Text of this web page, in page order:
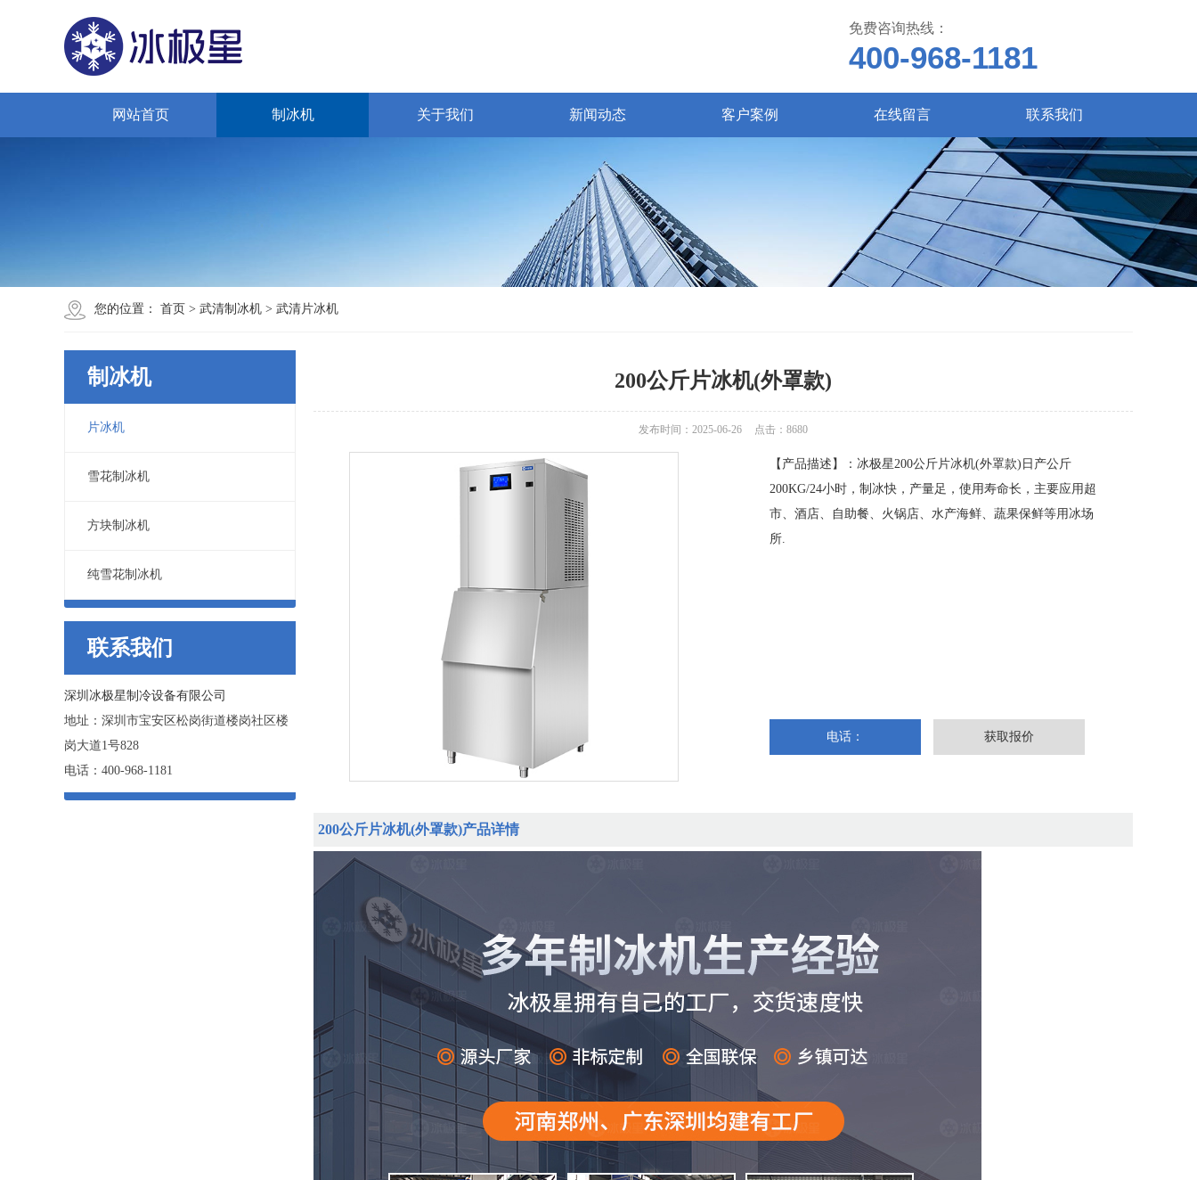
免费咨询热线：
400-968-1181
网站首页 制冰机 关于我们 新闻动态 客户案例 在线留言 联系我们
您的位置： 首页 > 武清制冰机 > 武清片冰机
制冰机
片冰机
雪花制冰机
方块制冰机
纯雪花制冰机
联系我们
深圳冰极星制冷设备有限公司
地址：深圳市宝安区松岗街道楼岗社区楼
岗大道1号828
电话：400-968-1181
200公斤片冰机(外罩款)
发布时间：2025-06-26 点击： 8680
【产品描述】：冰极星200公斤片冰机(外罩款)日产公斤
200KG/24小时，制冰快，产量足，使用寿命长，主要应用超
市、酒店、自助餐、火锅店、水产海鲜、蔬果保鲜等用冰场
所.
电话： 获取报价
200公斤片冰机(外罩款)产品详情